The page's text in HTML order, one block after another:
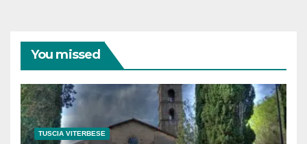
You missed
TUSCIA VITERBESE